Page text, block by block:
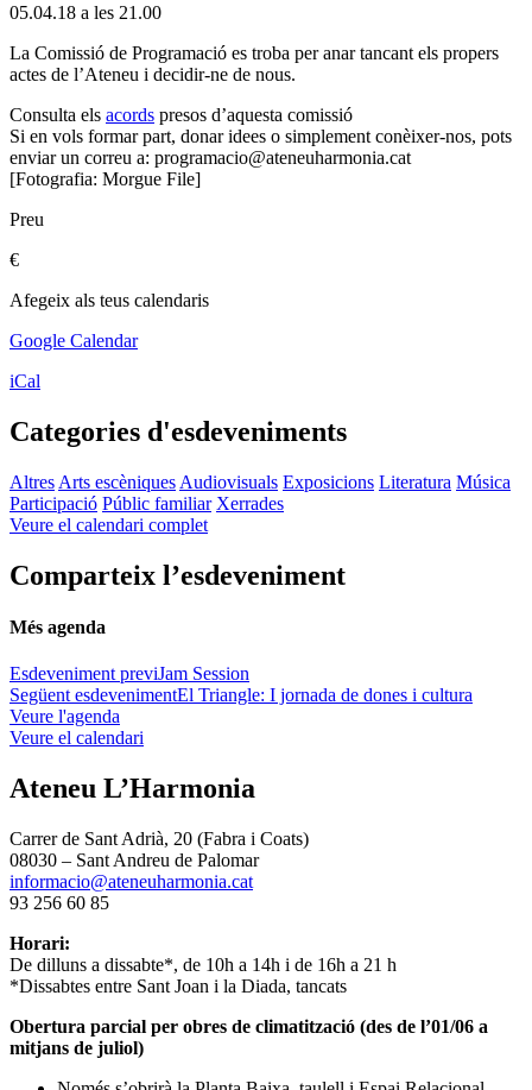
05.04.18 a les 21.00
La Comissió de Programació es troba per anar tancant els propers
actes de l’Ateneu i decidir-ne de nous.
Consulta els acords presos d’aquesta comissió
Si en vols formar part, donar idees o simplement conèixer-nos, pots
enviar un correu a: programacio@ateneuharmonia.cat
[Fotografia: Morgue File]
Preu
€
Afegeix als teus calendaris
Google Calendar
iCal
Categories d'esdeveniments
Altres Arts escèniques Audiovisuals Exposicions Literatura Música
Participació Públic familiar Xerrades
Veure el calendari complet
Comparteix l’esdeveniment
Més agenda
Esdeveniment previJam Session
Següent esdevenimentEl Triangle: I jornada de dones i cultura
Veure l'agenda
Veure el calendari
Ateneu L’Harmonia
Carrer de Sant Adrià, 20 (Fabra i Coats)
08030 – Sant Andreu de Palomar
informacio@ateneuharmonia.cat
93 256 60 85
Horari:
De dilluns a dissabte*, de 10h a 14h i de 16h a 21 h
*Dissabtes entre Sant Joan i la Diada, tancats
Obertura parcial per obres de climatització (des de l’01/06 a
mitjans de juliol)